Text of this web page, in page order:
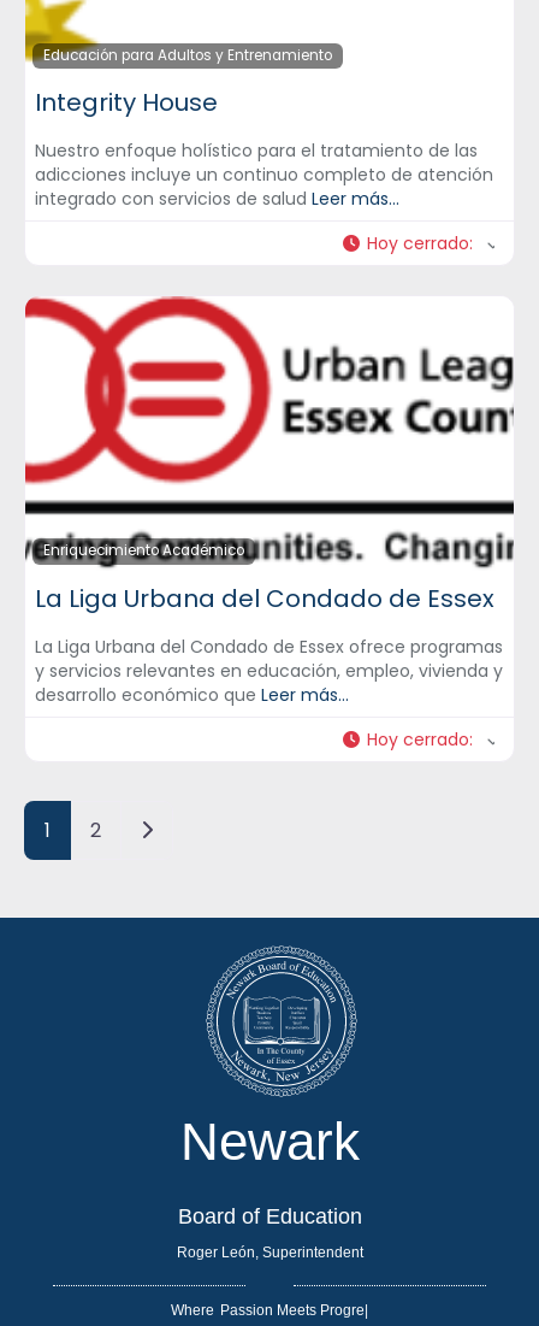
Educación para Adultos y Entrenamiento
Integrity House
Nuestro enfoque holístico para el tratamiento de las
adicciones incluye un continuo completo de atención
integrado con servicios de salud Leer más...
Hoy cerrado:
Enriquecimiento Académico
La Liga Urbana del Condado de Essex
La Liga Urbana del Condado de Essex ofrece programas
y servicios relevantes en educación, empleo, vivienda y
desarrollo económico que Leer más...
Hoy cerrado:
Posts navigation
1 2 Entradas anteriores
Newark
Board of Education
Roger León, Superintendent
Where